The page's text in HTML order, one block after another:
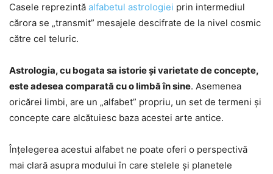
Casele reprezintă alfabetul astrologiei prin intermediul
cărora se „transmit” mesajele descifrate de la nivel cosmic
către cel teluric.
Astrologia, cu bogata sa istorie și varietate de concepte,
este adesea comparată cu o limbă în sine. Asemenea
oricărei limbi, are un „alfabet” propriu, un set de termeni și
concepte care alcătuiesc baza acestei arte antice.
Înțelegerea acestui alfabet ne poate oferi o perspectivă
mai clară asupra modului în care stelele și planetele